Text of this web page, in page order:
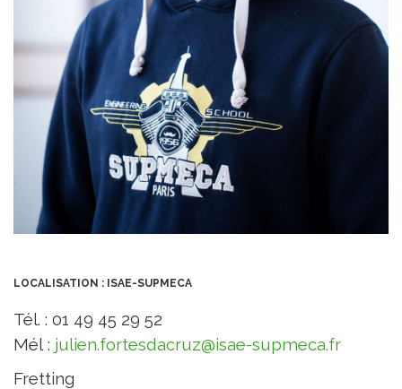
LOCALISATION : ISAE-SUPMECA
Tél. : 01 49 45 29 52
Mél : julien.fortesdacruz@isae-supmeca.fr
Fretting